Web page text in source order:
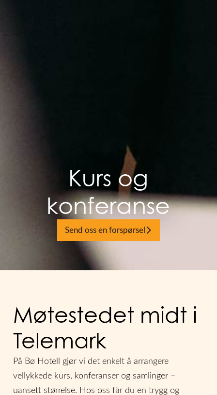
Kurs og
konferanse
Send oss en forspørsel
Møtestedet midt i
Telemark
På Bø Hotell gjør vi det enkelt å arrangere
vellykkede kurs, konferanser og samlinger –
uansett størrelse. Hos oss får du en trygg og